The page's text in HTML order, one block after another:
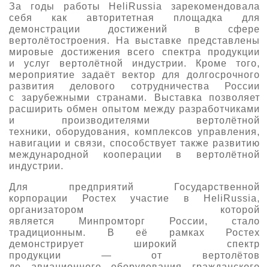
Основные требования МВЦ «Крокус Экспо»
Правила доступа и пребывания Крокус Экспо
Условия инфопартнёрства
Положение об аккредитации
Публикации о выставке
Пресс-релизы
За годы работы HeliRussia
зарекомендовала
себя как авторитетная
площадка для
демонстрации достижений в сфере
вертолётостроения.
На выставке представлены
мировые достижения всего спектра продукции
и услуг вертолётной индустрии.
Кроме того,
мероприятие задаёт вектор для долгосрочного
развития делового сотрудничества России
с зарубежными странами. Выставка позволяет
расширить обмен опытом между разработчиками
и производителями вертолётной
техники, оборудования, комплексов управления,
навигации и связи, способствует также развитию
международной кооперации в вертолётной
индустрии.
Для предприятий Государственной
корпорации
Ростех участие в HeliRussia,
организатором которой
является
Минпромторг России, стало
традиционным. В её рамках Ростех
демонстрирует широкий спектр
продукции —
от вертолётов